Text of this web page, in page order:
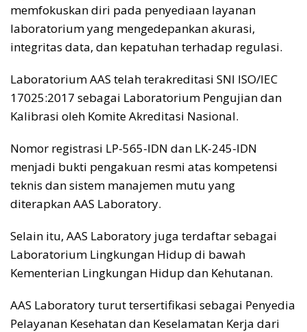
memfokuskan diri pada penyediaan layanan
laboratorium yang mengedepankan akurasi,
integritas data, dan kepatuhan terhadap regulasi.
Laboratorium AAS telah terakreditasi SNI ISO/IEC
17025:2017 sebagai Laboratorium Pengujian dan
Kalibrasi oleh Komite Akreditasi Nasional.
Nomor registrasi LP-565-IDN dan LK-245-IDN
menjadi bukti pengakuan resmi atas kompetensi
teknis dan sistem manajemen mutu yang
diterapkan AAS Laboratory.
Selain itu, AAS Laboratory juga terdaftar sebagai
Laboratorium Lingkungan Hidup di bawah
Kementerian Lingkungan Hidup dan Kehutanan.
AAS Laboratory turut tersertifikasi sebagai Penyedia
Pelayanan Kesehatan dan Keselamatan Kerja dari